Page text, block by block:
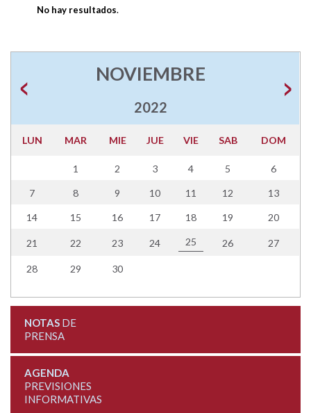
No hay resultados.
NOVIEMBRE
2022
LUN MAR MIE JUE VIE SAB DOM
1 2 3 4 5 6
7 8 9 10 11 12 13
14 15 16 17 18 19 20
21 22 23 24 25 26 27
28 29 30
NOTASDE
PRENSA
AGENDA
PREVISIONES
INFORMATIVAS